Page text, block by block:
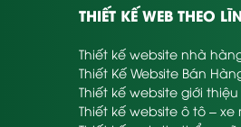
THIẾT KẾ WEB THEO
Thiết kế website nhà
Thiết Kế Website Bán
Thiết kế website giới
Thiết kế website ô tô – xe